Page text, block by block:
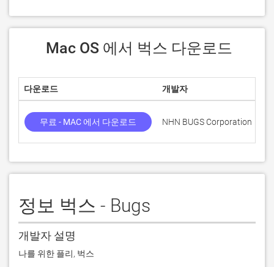
Mac OS 에서 벅스 다운로드
다운로드 개발자
무료 - MAC 에서 다운로드 NHN BUGS Corporation
정보 벅스 - Bugs
개발자 설명
나를 위한 플리, 벅스